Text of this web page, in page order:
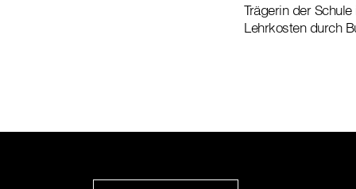
Trägerin der
Lehrkosten durch